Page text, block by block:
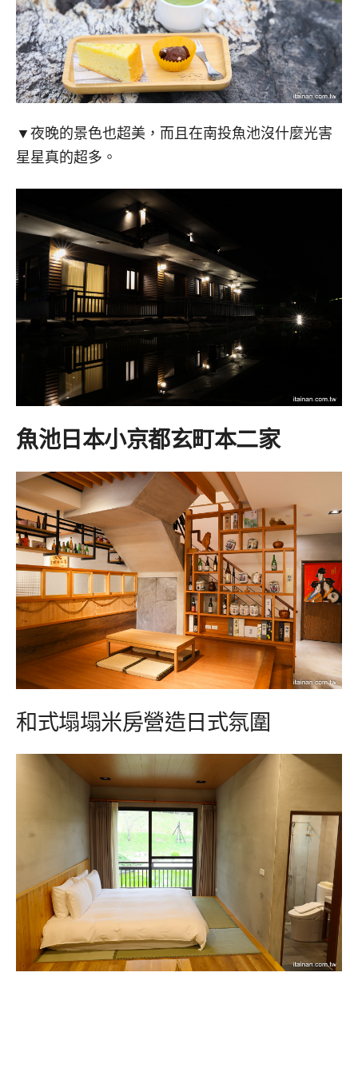
▼夜晚的景色也超美，而且在南投魚池沒什麼光害
星星真的超多。
魚池日本小京都玄町本二家
和式塌塌米房營造日式氛圍